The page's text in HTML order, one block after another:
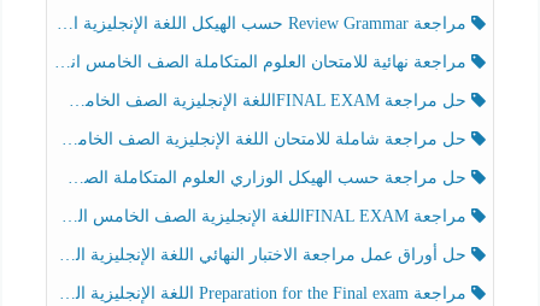
مراجعة Review Grammar حسب الهيكل اللغة الإنجليزية الصف الخامس الفصل الثالث
مراجعة نهائية للامتحان العلوم المتكاملة الصف الخامس انسبير الفصل الثالث
حل مراجعة FINAL EXAMاللغة الإنجليزية الصف الخامس الفصل الثالث
حل مراجعة شاملة للامتحان اللغة الإنجليزية الصف الخامس الفصل الثالث
حل مراجعة حسب الهيكل الوزاري العلوم المتكاملة الصف الخامس عام الفصل الثالث
مراجعة FINAL EXAMاللغة الإنجليزية الصف الخامس الفصل الثالث
حل أوراق عمل مراجعة الاختبار النهائي اللغة الإنجليزية الصف الرابع الفصل الثالث
مراجعة Preparation for the Final exam اللغة الإنجليزية الصف الرابع الفصل الثالث